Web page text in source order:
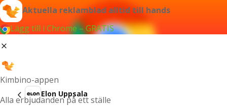
Aktuella reklamblad alltid till hands
Lägg till i Chrome – GRATIS
Kimbino-appen
Alla erbjudanden på ett ställe
Elon Uppsala